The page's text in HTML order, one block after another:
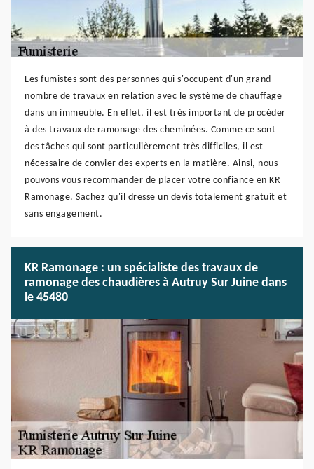
Les fumistes sont des personnes qui s'occupent d'un grand
nombre de travaux en relation avec le système de chauffage
dans un immeuble. En effet, il est très important de procéder
à des travaux de ramonage des cheminées. Comme ce sont
des tâches qui sont particulièrement très difficiles, il est
nécessaire de convier des experts en la matière. Ainsi, nous
pouvons vous recommander de placer votre confiance en KR
Ramonage. Sachez qu'il dresse un devis totalement gratuit et
sans engagement.
KR Ramonage : un spécialiste des travaux de
ramonage des chaudières à Autruy Sur Juine dans
le 45480